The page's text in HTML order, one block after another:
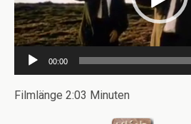
00:00
Filmlänge 2:03 Minuten